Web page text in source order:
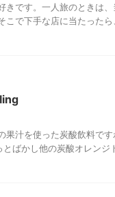
です。一人旅のときは
で下手な店に当たった
汁を使った炭酸飲料で
ばかし他の炭酸オレンジ